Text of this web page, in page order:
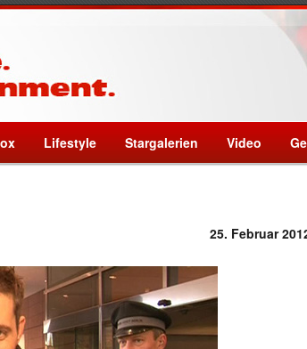
Lifestyle Stargalerien Video
25. Februar